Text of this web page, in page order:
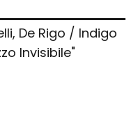
De Rigo / Indigo
Invisibile"